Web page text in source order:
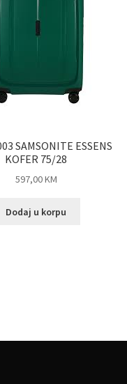
SAMSONITE ESSENS
KOFER 75/28
597,00KM
Dodaj u korpu